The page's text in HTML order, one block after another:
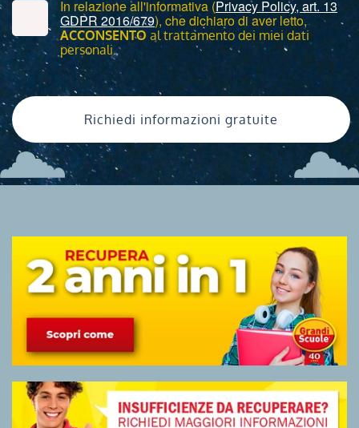
In relazione all'informativa (Privacy Policy, art. 13
GDPR 2016/679), che dichiaro di aver letto,
ACCONSENTO al trattamento dei miei dati
personali.